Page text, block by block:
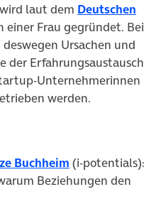
laut dem Deutschen
in neuem Tab)
einer Frau gegründet. Bei
Ursachen und
der Erfahrungsaustausch
Unternehmerinnen
werden.
Buchheim (öffnet in neuem
(i-potentials):
Beziehungen den